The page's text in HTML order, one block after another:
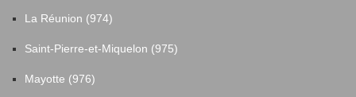
La Réunion (974)
Saint-Pierre-et-Miquelon (975)
Mayotte (976)